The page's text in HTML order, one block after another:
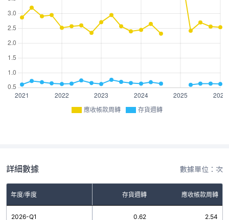
應收帳款周轉 存貨週轉
詳細數據 數據單位：次
年度/季度 存貨週轉 應收帳款周轉
2026-Q1 0.62 2.54